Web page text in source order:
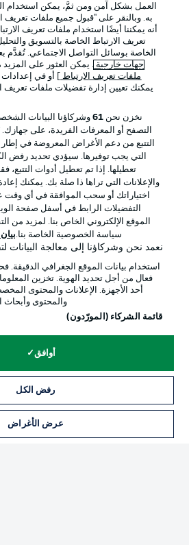
as it's meant to be
تطبيق الدوري الألماني
Official Partners
الإخطارات
إدارة التفضيلات بيان
العمل بشكل آمن ومن ثمَّ، يمكن استخدام
به. وبالنقر على "قبول جميع ملفات تعريف
أنه يمكننا أيضًا استخدام ملفات تعريف
تعريف الارتباط الخاصة بالتسويق
الخاصة بوسائل التواصل الاجتماعي.
جهات خارجية . يمكن العثور على
ملفات تعريف الارتباط
] أو في
يمكنك تعيين إدارة تفضيلات ملفات تعريف
نخزن نحن 61وشركاؤنا البيانات
التصفح أو المعرفات الفريدة، على
التتبع من دعم الأغراض المعروضة في إطار
التي يجب توفيرها. سيؤدي تحديد رفض
تعطيلها. إذا تم تعطيل أدوات التتبع،
والإعلانات التي تراها ذا صلة بك. يمكنك
اختياراتك أو سحب الموافقة في أي وقت
التفضيلات الرابط في أسفل صفحة
الموقع الإلكتروني الخاص بنا. لمزيد من
سياسة الخصوصية الخاصة بنا.بيان
نعمد نحن وشركاؤنا إلى معالجة البيانات
استخدام بيانات الموقع الجغرافي
فعال من أجل تحديد الهوية. تخزين
أحد الأجهزة. الإعلانات والمحتوى
والمحتوى وأبحاث
قائمة الشركاء (المورّدون)
أوافق
رفض الكل
عرض الأغراض